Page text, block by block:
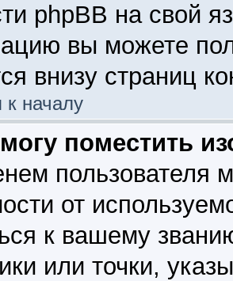
phpBB на свой
вы можете
внизу страниц
к началу
поместить
пользователя
от
к вашему
или точки,